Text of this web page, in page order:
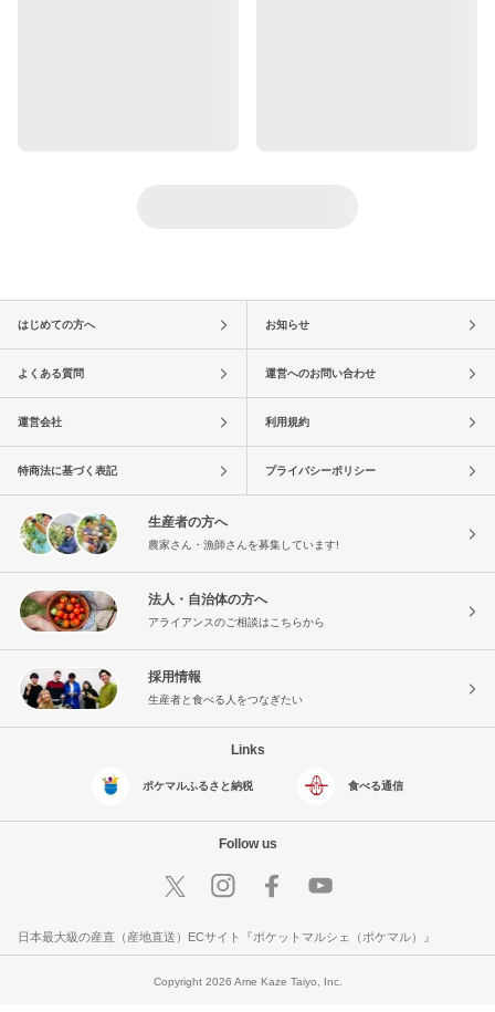
はじめての方へ お知らせ
よくある質問 運営へのお問い合わせ
運営会社 利用規約
特商法に基づく表記 プライバシーポリシー
生産者の方へ
農家さん・漁師さんを募集しています!
法人・自治体の方へ
アライアンスのご相談はこちらから
採用情報
生産者と食べる人をつなぎたい
Links
ポケマルふるさと納税 食べる通信
Follow us
日本最大級の産直（産地直送）ECサイト『ポケットマルシェ（ポケマル）』
Copyright 2026 Ame Kaze Taiyo, Inc.